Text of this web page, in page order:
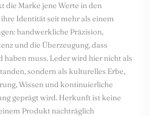
die Marke jene Werte in den
Identität seit mehr als einem
handwerkliche Präzision,
und die Überzeugung, dass
haben muss. Leder wird hier nicht als
sondern als kulturelles Erbe,
Wissen und kontinuierliche
geprägt wird. Herkunft ist keine
Produkt nachträglich